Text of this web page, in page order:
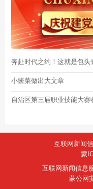
奔赴时代之约！这就是包头
小酱菜做出大文章
自治区第三届职业技能大赛
互联网新闻
蒙
互联网新闻信息
蒙公网